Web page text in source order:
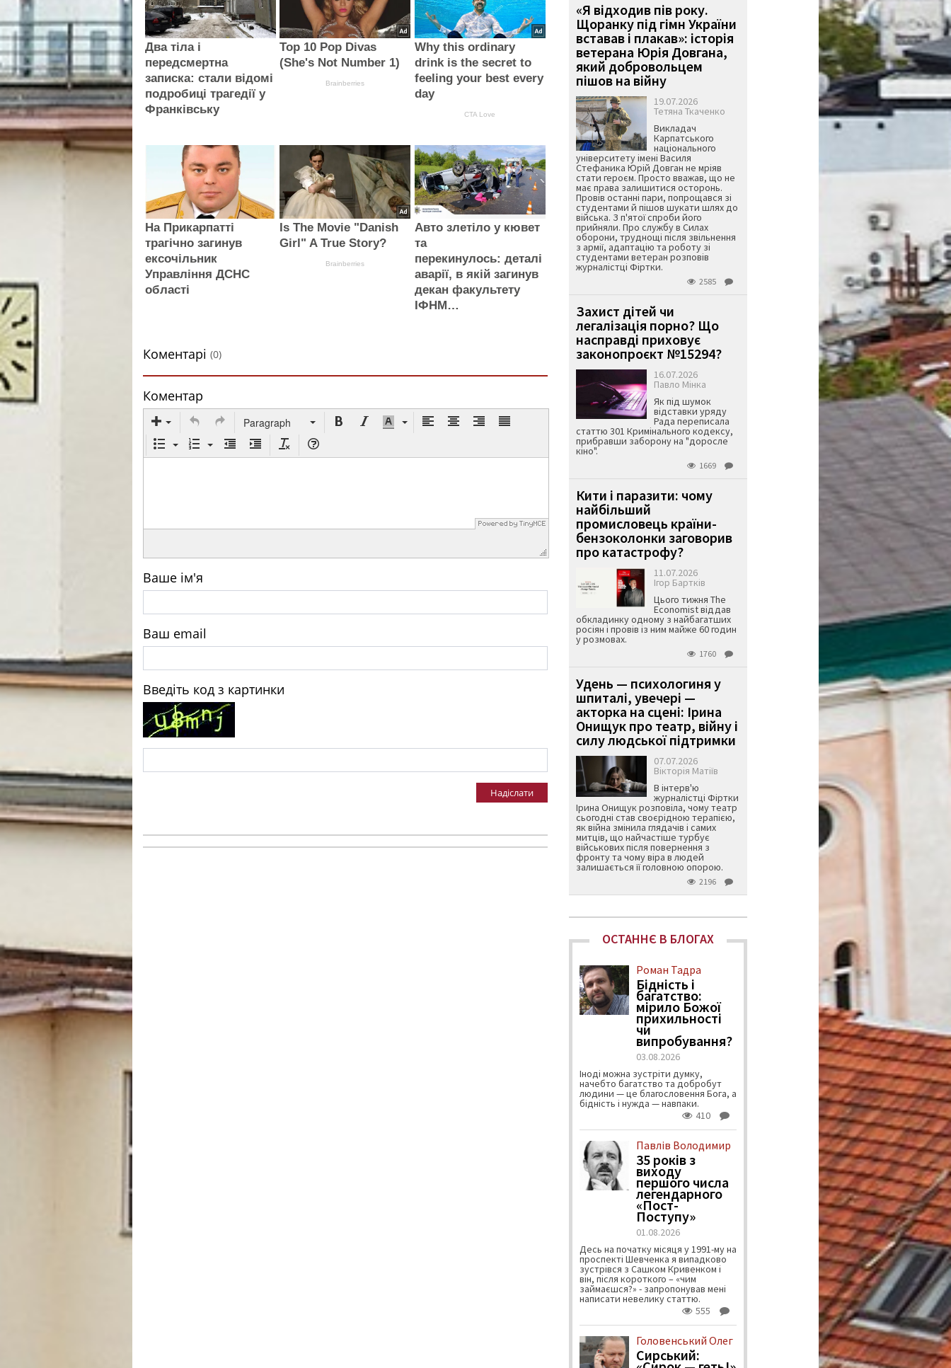
Два тіла і
передсмертна
записка: стали відомі
подробиці трагедії у
Франківську
Top 10 Pop Divas
(She's Not Number 1)
Brainberries
Why this ordinary
drink is the secret to
feeling your best every
day
CTA Love
На Прикарпатті
трагічно загинув
ексочільник
Управління ДСНС
області
Is The Movie "Danish
Girl" A True Story?
Brainberries
Авто злетіло у кювет
та
перекинулось: деталі
аварії, в якій загинув
декан факультету
ІФНМ…
Коментарі (0)
Коментар
Paragraph
Ваше ім'я
Ваш email
Введіть код з картинки
Надіслати
«Я відходив пів року.
Щоранку під гімн України
вставав і плакав»: історія
ветерана Юрія Довгана,
який добровольцем
пішов на війну
19.07.2026
Тетяна Ткаченко
Викладач
Карпатського
національного
університету імені Василя
Стефаника Юрій Довган не мріяв
стати героєм. Просто вважав, що не
має права залишитися осторонь.
Провів останні пари, попрощався зі
студентами й пішов шукати шлях до
війська. З п'ятої спроби його
прийняли. Про службу в Силах
оборони, труднощі після звільнення
з армії, адаптацію та роботу зі
студентами ветеран розповів
журналістці Фіртки.
2585
Захист дітей чи
легалізація порно? Що
насправді приховує
законопроєкт №15294?
16.07.2026
Павло Мінка
Як під шумок
відставки уряду
Рада переписала
статтю 301 Кримінального кодексу,
прибравши заборону на "доросле
кіно".
1669
Кити і паразити: чому
найбільший
промисловець країни-
бензоколонки заговорив
про катастрофу?
11.07.2026
Ігор Бартків
Цього тижня The
Economist віддав
обкладинку одному з найбагатших
росіян і провів із ним майже 60 годин
у розмовах.
1760
Удень — психологиня у
шпиталі, увечері —
акторка на сцені: Ірина
Онищук про театр, війну і
силу людської підтримки
07.07.2026
Вікторія Матіїв
В інтерв'ю
журналістці Фіртки
Ірина Онищук розповіла, чому театр
сьогодні став своєрідною терапією,
як війна змінила глядачів і самих
митців, що найчастіше турбує
військових після повернення з
фронту та чому віра в людей
залишається її головною опорою.
2196
ОСТАННЄ В БЛОГАХ
Роман Тадра
Бідність і
багатство:
мірило Божої
прихильності
чи
випробування?
03.08.2026
Іноді можна зустріти думку,
начебто багатство та добробут
людини — це благословення Бога, а
бідність і нужда — навпаки.
410
Павлів Володимир
35 років з
виходу
першого числа
легендарного
«Пост-
Поступу»
01.08.2026
Десь на початку місяця у 1991-му на
проспекті Шевченка я випадково
зустрівся з Сашком Кривенком і
він, після короткого – «чим
займаєшся?» - запропонував мені
написати невелику статтю.
555
Головенський Олег
Сирський: